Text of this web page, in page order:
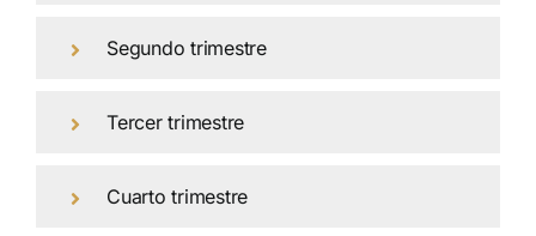
Segundo trimestre
Tercer trimestre
Cuarto trimestre